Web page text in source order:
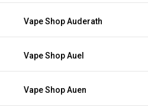
Vape Shop Auderath
Vape Shop Auel
Vape Shop Auen